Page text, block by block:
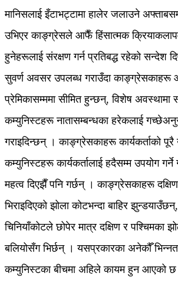
मानिसलाई इँटाभट्टामा हालेर जलाउने
उभिएर काङ्ग्रेसले आफैँ हिंसात्मक
हुनेहरूलाई संरक्षण गर्न प्रतिबद्ध रहेको
सुवर्ण अवसर उपलब्ध गराउँदा काङ्ग्रेसकाहरू
प्रेमिकासम्ममा सीमित हुन्छन्, विशेष
कम्युनिस्टहरू नातासम्बन्धका हरेकलाई
गराइदिन्छन् । काङ्ग्रेसकाहरू कार्यकर्ताको पूरै
कम्युनिस्टहरू कार्यकर्तालाई हदैसम्म उपयोग गर्ने
महत्व दिएझैँ पनि गर्छन् । काङ्ग्रेसकाहरू
भिराइदिएको झोला कोटभन्दा बाहिर
चिनियाँकोटले छोपेर मात्र दक्षिण र पश्चिमका
बलियोसँग भिर्छन् । यसप्रकारका अनेकौँ
कम्युनिस्टका बीचमा अहिले कायम हुन आएको छ